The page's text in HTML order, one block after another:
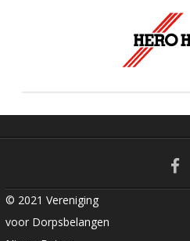
o
n
t
© 2021 Vereniging
voor Dorpsbelangen